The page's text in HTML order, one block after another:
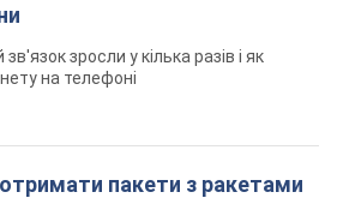
зросли у кілька разів і як
на телефоні
пакети з ракетами